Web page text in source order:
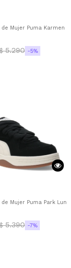
New Balance - Beige -
de Mujer Puma Karmen
5.290 5
Arena
Mujer Puma Park
5.390 7